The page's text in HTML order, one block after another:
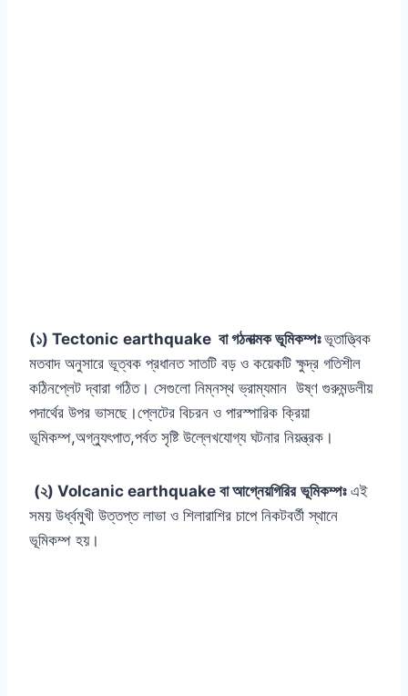
(১) Tectonic earthquake বা গঠনাত্মক ভূমিকম্পঃভূতাত্ত্বিক
মতবাদ অনুসারে ভূত্বক প্রধানত সাতটি বড় ও কয়েকটি ক্ষুদ্র গতিশীল
কঠিনপ্লেট দ্বারা গঠিত। সেগুলো নিম্নস্থ ভ্রাম্যমান উষ্ণ গুরুমন্ডলীয়
পদার্থের উপর ভাসছে।প্লেটের বিচরন ও পারস্পারিক ক্রিয়া
ভূমিকম্প,অগ্ন্যুৎপাত,পর্বত সৃষ্টি উল্লেখযোগ্য ঘটনার নিয়ন্ত্রক।
(২) Volcanic earthquake বা আগ্নেয়গিরির ভূমিকম্পঃএই
সময় উর্ধ্বমুখী উত্তপ্ত লাভা ও শিলারাশির চাপে নিকটবর্তী স্থানে
ভূমিকম্প হয়।